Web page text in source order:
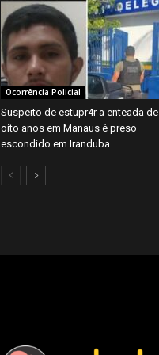
Ocorrência Policial
Suspeito de estupr4r a enteada de
oito anos em Manaus é preso
escondido em Iranduba